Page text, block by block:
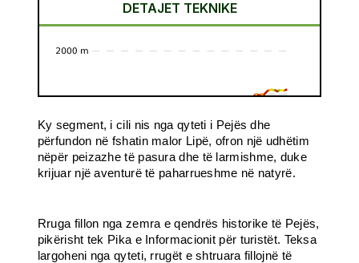
Ky segment, i cili nis nga qyteti i Pejës dhe
përfundon në fshatin malor Lipë, ofron një udhëtim
nëpër peizazhe të pasura dhe të larmishme, duke
krijuar një aventurë të paharrueshme në natyrë.
Rruga fillon nga zemra e qendrës historike të Pejës,
pikërisht tek Pika e Informacionit për turistët. Teksa
largoheni nga qyteti, rrugët e shtruara fillojnë të